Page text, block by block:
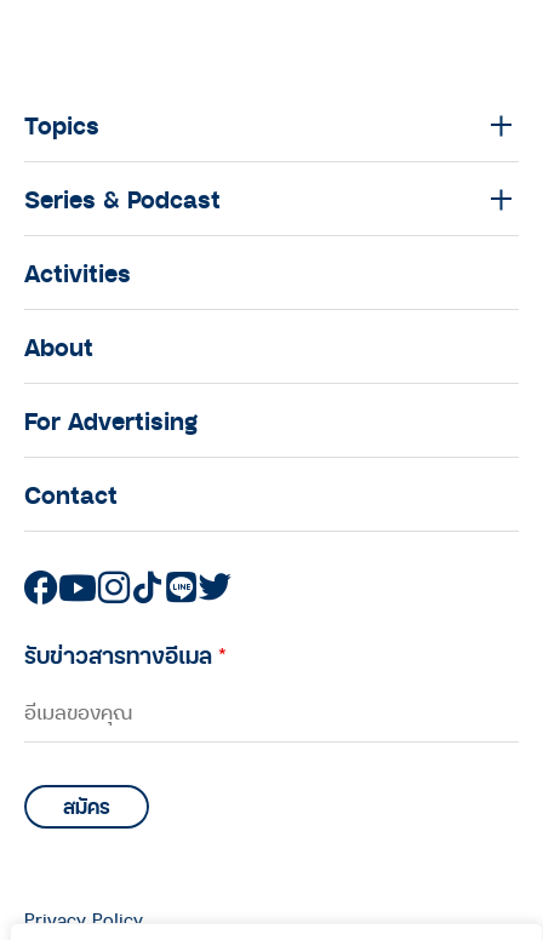
Topics
Series & Podcast
Activities
About
For Advertising
Contact
รับข่าวสารทางอีเมล*
Privacy Policy